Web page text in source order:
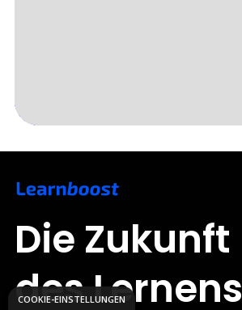
Die Zukunft
des Lernens
COOKIE-EINSTELLUNGEN